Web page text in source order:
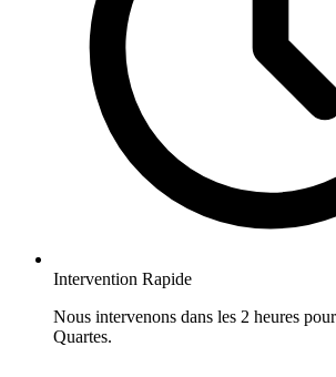
Intervention Rapide
Nous intervenons dans les 2 heures
Quartes.